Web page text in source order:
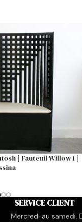
| Fauteuil Willow 1 |
SERVICE CLIENT
Mercredi au samedi.